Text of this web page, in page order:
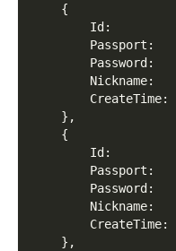
{
        Id
:
        Passport
:
        Password
:
        Nickname
:
        CreateTime
:
} ,
{
        Id
:
        Passport
:
        Password
:
        Nickname
:
        CreateTime
:
} ,